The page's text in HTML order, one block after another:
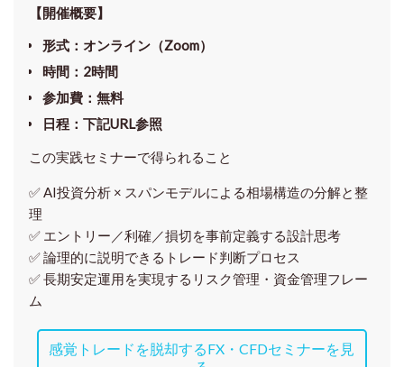
【開催概要】
形式：オンライン（Zoom）
時間：2時間
参加費：無料
日程：下記URL参照
この実践セミナーで得られること
✅ AI投資分析 × スパンモデルによる相場構造の分解と整
理
✅ エントリー／利確／損切を事前定義する設計思考
✅ 論理的に説明できるトレード判断プロセス
✅ 長期安定運用を実現するリスク管理・資金管理フレー
ム
感覚トレードを脱却するFX・CFDセミナーを見